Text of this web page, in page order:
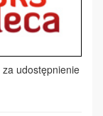
za udostępnienie